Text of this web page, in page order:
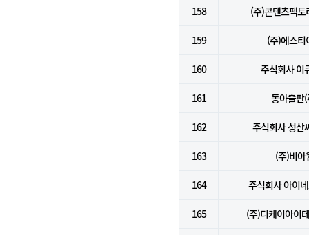
158 (주)콘텐츠펙토
159 (주)에스티
160 주식회사 이
161 동아출판
162 주식회사 성산
163 (주)비아
164 주식회사 아이
165 (주)디케이아이